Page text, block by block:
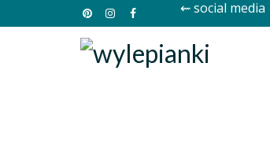
⇜ social media